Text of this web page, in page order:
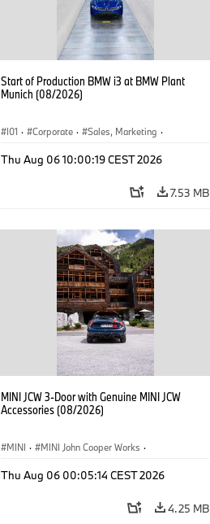
Start of Production BMW i3 at BMW Plant
Munich (08/2026)
I01 · Corporate · Sales, Marketing ·
Thu Aug 06 10:00:19 CEST 2026
7.53 MB
MINI JCW 3-Door with Genuine MINI JCW
Accessories (08/2026)
MINI · MINI John Cooper Works ·
Optional Extras, Accessories
Thu Aug 06 00:05:14 CEST 2026
4.25 MB